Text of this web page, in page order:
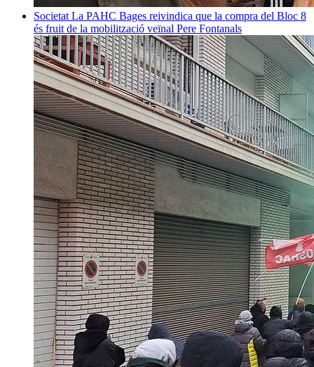
Societat La PAHC Bages reivindica que la compra del Bloc 8
és fruit de la mobilització veïnal Pere Fontanals